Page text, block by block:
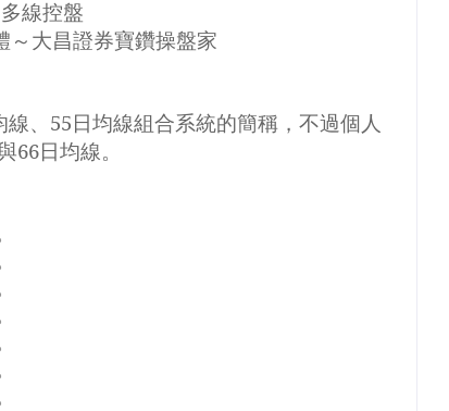
線控盤
～大昌證券寶鑽操盤家
、 55日均線組合系統的簡稱，不過個人
66日均線。